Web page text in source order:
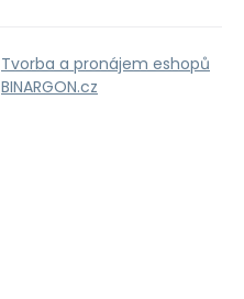
Tvorba a pronájem eshopů
BINARGON.cz